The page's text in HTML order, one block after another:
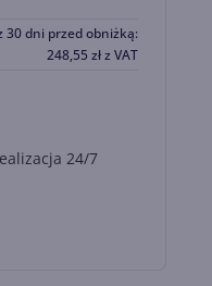
30 dni przed obniżką:
248,55 złz VAT
24/7